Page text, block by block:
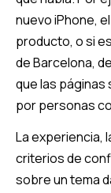
nuevo iPhone,
producto, o si
de Barcelona,
que las
por personas
La experiencia,
criterios de
sobre un tema